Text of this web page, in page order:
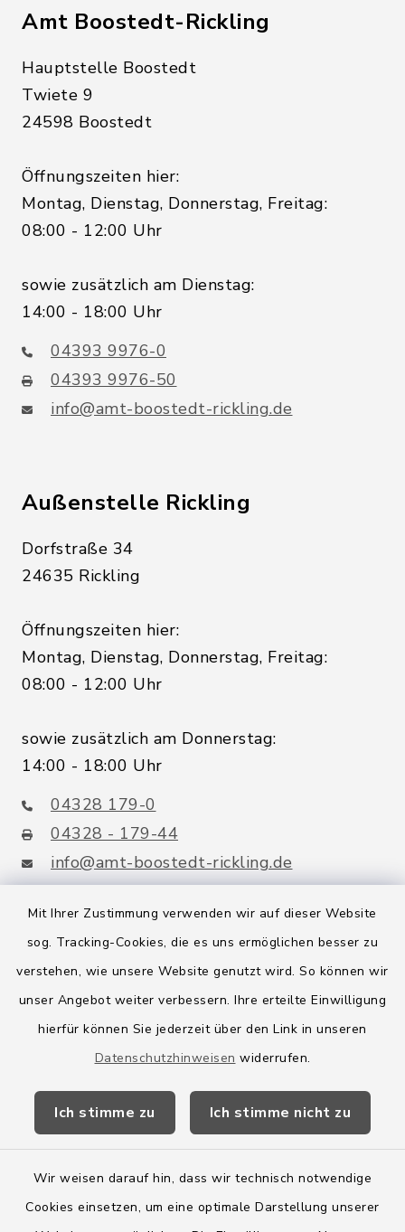
Mit Ihrer Zustimmung verwenden wir auf dieser Website
sog. Tracking-Cookies, die es uns ermöglichen besser zu
verstehen, wie unsere Website genutzt wird. So können wir
unser Angebot weiter verbessern. Ihre erteilte Einwilligung
hierfür können Sie jederzeit über den Link in unseren
Datenschutzhinweisen widerrufen.
Ich stimme zu Ich stimme nicht zu
Wir weisen darauf hin, dass wir technisch notwendige
Cookies einsetzen, um eine optimale Darstellung unserer
Amt Boostedt-Rickling
Hauptstelle Boostedt
Twiete 9
24598 Boostedt
Öffnungszeiten hier:
Montag, Dienstag, Donnerstag, Freitag:
08:00 - 12:00 Uhr
sowie zusätzlich am Dienstag:
14:00 - 18:00 Uhr
04393 9976-0
04393 9976-50
info@amt-boostedt-rickling.de
Außenstelle Rickling
Dorfstraße 34
24635 Rickling
Öffnungszeiten hier:
Montag, Dienstag, Donnerstag, Freitag:
08:00 - 12:00 Uhr
sowie zusätzlich am Donnerstag:
14:00 - 18:00 Uhr
04328 179-0
04328 - 179-44
info@amt-boostedt-rickling.de
Quicklinks
Amt Boostedt-Rickling
Amtsbroschüre
Wege-Zweckverband